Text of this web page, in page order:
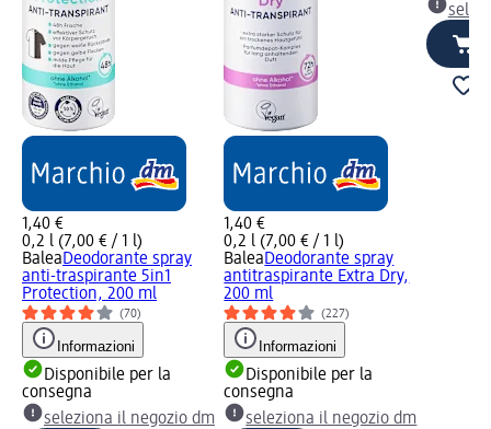
1,40 €
0,2 l (7,00 € / 1 l)
BaleaDeodorante spray
anti-traspirante 5in1
Protection, 200 ml
(70)
Informazioni
Disponibile per la
consegna
seleziona il negozio dm
1,40 €
0,2 l (7,00 € / 1 l)
BaleaDeodorante spray
antitraspirante Extra Dry,
200 ml
(227)
Informazioni
Disponibile per la
consegna
seleziona il negozio dm